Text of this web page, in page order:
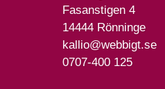
Fasanstigen 4
14444 Rönninge
kallio@webbigt.se
0707-400 125